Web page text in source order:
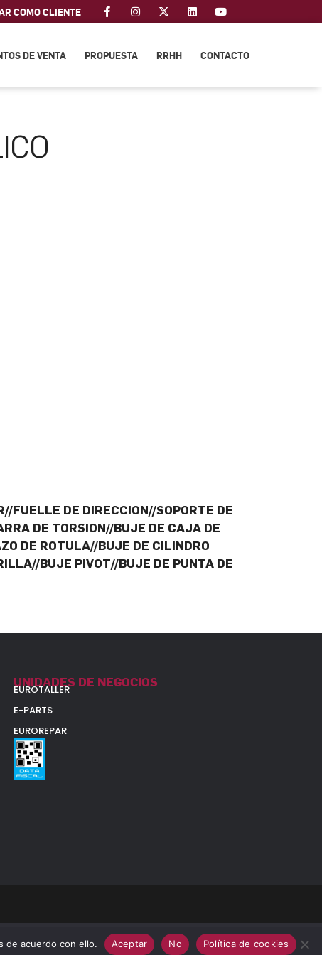
COMO CLIENTE
DE VENTA PROPUESTA RRHH CONTACTO
FUELLE DE DIRECCION//SOPORTE DE
DE TORSION//BUJE DE CAJA DE
DE ROTULA//BUJE DE CILINDRO
BUJE PIVOT//BUJE DE PUNTA DE
UNIDADES DE NEGOCIOS
EUROTALLER
E-PARTS
EUROREPAR
de acuerdo con ello. Aceptar No Política de cookies